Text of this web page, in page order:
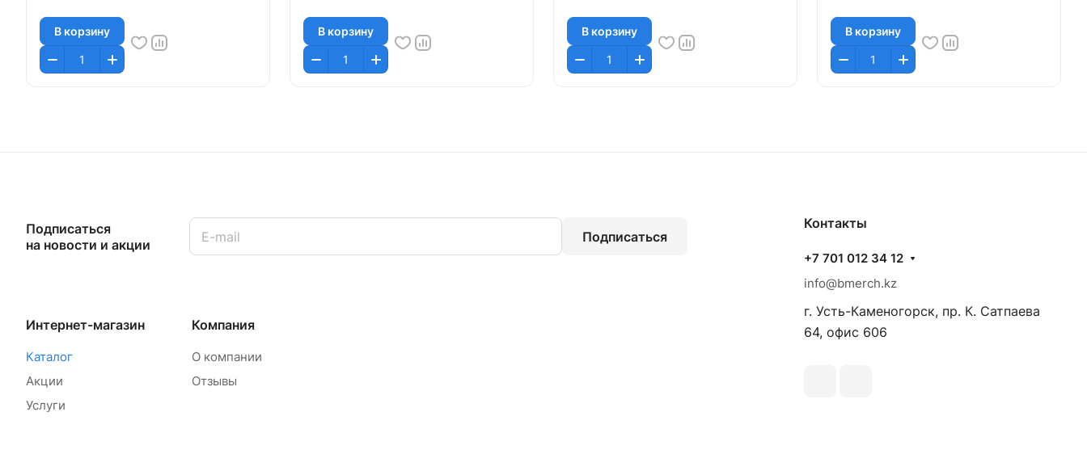
В корзину В корзину В корзину В корзину
Подписаться
на новости и акции
Подписаться
Интернет-магазин
Каталог
Акции
Услуги
Компания
О компании
Отзывы
Контакты
+7 701 012 34 12
info@bmerch.kz
г. Усть-Каменогорск, пр. К. Сатпаева
64, офис 606